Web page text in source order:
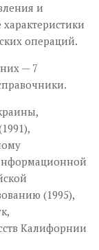
и
операций.
— 7
(1995),
Калифорнии